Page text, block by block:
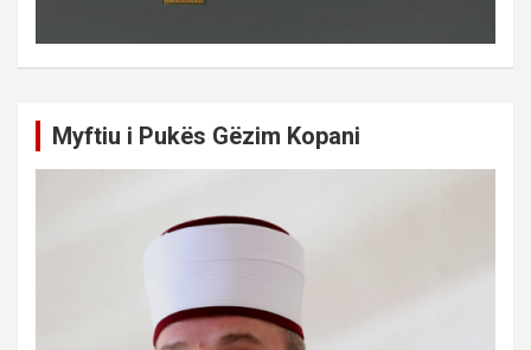
Myftiu i Pukës Gëzim Kopani